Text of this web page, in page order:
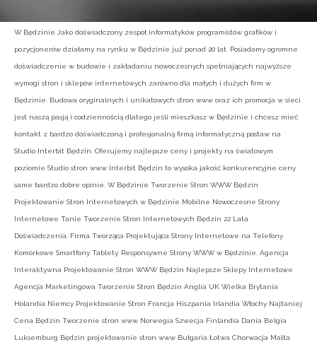
W Będzinie Jako doświadczony zespół informatyków programistów grafików i
pozycjonerów działamy na rynku w Będzinie już ponad 20 lat. Posiadamy ogromne
doświadczenie w budowie i zakładaniu nowoczesnych spełniających najwyższe
wymogi stron i sklepów internetowych zarówno dla małych i dużych firm w
Będzinie. Budowa oryginalnych i unikatowych stron www oraz ich promocja w sieci
jest naszą pasją i codziennością dlatego jeśli mieszkasz w Będzinie i chcesz mieć
kontakt z bardzo doświadczoną i profesjonalną firmą informatyczną postaw na
Studio Interbit Będzin. Oferujemy najlepsze ceny i projekty na światowym
poziomie Studio stron www Interbit Będzin to wysoka jakość konkurencyjne ceny
same bardzo dobre opinie. W Będzinie Tworzenie Stron WWW Będzin
Projektowanie Stron Internetowych w Będzinie Mobilne Nowoczesne Strony
Internetowe Tanie Tworzenie Stron Internetowych Będzin 22 Lata
Doświadczenia. Firma Tworząca Projektująca Strony Internetowe na Telefony
Komórkowe Smartfony Tablety. Responsywne Strony WWW w Będzinie. Agencja
Interaktywna Projektowanie Stron WWW Będzin Najlepsze Sklepy Internetowe
Agencja Marketingowa Tworzenie Stron Będzin Anglia UK Wielka Brytania
Holandia Niemcy Projektowanie Stron Francja Hiszpania Irlandia Włochy Najtaniej
Cena Będzin Tworzenie stron www Norwegia Szwecja Finlandia Dania Belgia
Luksemburg Będzin projektowanie stron www Bułgaria Łotwa Chorwacja Malta